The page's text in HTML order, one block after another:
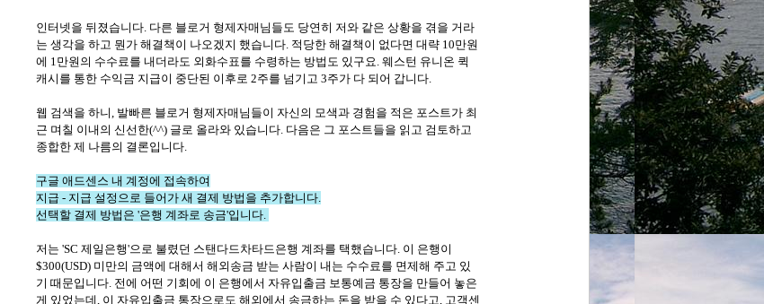
인터넷을 뒤졌습니다. 다른 블로거 형제자매님들도 당연히 저와 같은 상황을 겪을 거라
는 생각을 하고 뭔가 해결책이 나오겠지 했습니다. 적당한 해결책이 없다면 대략 10만원
에 1만원의 수수료를 내더라도 외화수표를 수령하는 방법도 있구요. 웨스턴 유니온 퀵
캐시를 통한 수익금 지급이 중단된 이후로 2주를 넘기고 3주가 다 되어 갑니다.
웹 검색을 하니, 발빠른 블로거 형제자매님들이 자신의 모색과 경험 을 적은 포스트가 최
근 며칠 이내의 신선한(^^) 글로 올라와 있습니다. 다음은 그 포스트들을 읽고 검토하고
종합한 제 나름의 결론입니다.
구글 애드센스 내 계정에 접속하여
지급 - 지급 설정으로 들어가새 결제 방법을 추가합니다.
선택할 결제 방법은 '은행 계좌로 송금'입니다.
저는 'SC 제일은행'으로 불렸던 스탠다드차타드은행 계좌를 택했습니다. 이 은행이
$300(USD) 미만의 금액에 대해서 해외송금 받는 사람이 내는 수수료를 면제해 주고 있
기 때문입 니다. 전에 어떤 기회에 이 은행에서 자유입출금 보통예금 통장을 만들어 놓은
게 있었는데, 이 자유입출금 통장으로도 해외에서 송금하는 돈을 받을 수 있다고, 고객센